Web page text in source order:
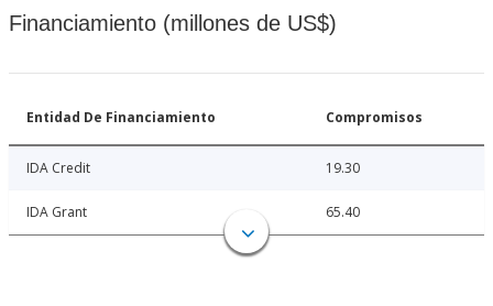
Financiamiento (millones de US$)
Entidad De Financiamiento Compromisos
IDA Credit 19.30
IDA Grant 65.40